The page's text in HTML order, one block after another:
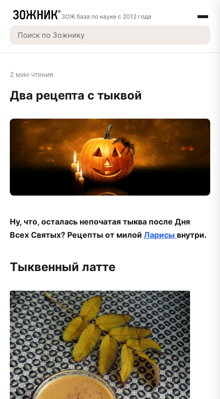
ЗОЖ база по науке с 2012 года
2 мин чтения
Два рецепта с тыквой
Ну, что, осталась непочатая тыква после Дня
Всех Святых? Рецепты от милой Ларисы внутри.
Тыквенный латте